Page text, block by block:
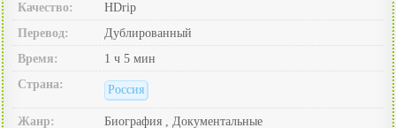
Качество:
HDrip
Перевод:
Дублированный
Время:
1 ч 5 мин
Страна:
Россия
Жанр:
Биография , Документальные